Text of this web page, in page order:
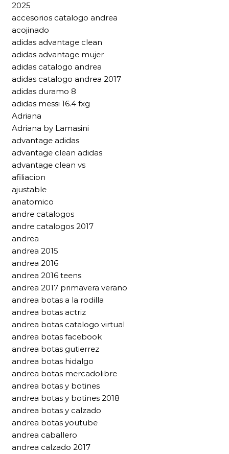
2025
accesorios catalogo andrea
acojinado
adidas advantage clean
adidas advantage mujer
adidas catalogo andrea
adidas catalogo andrea 2017
adidas duramo 8
adidas messi 16.4 fxg
Adriana
Adriana by Lamasini
advantage adidas
advantage clean adidas
advantage clean vs
afiliacion
ajustable
anatomico
andre catalogos
andre catalogos 2017
andrea
andrea 2015
andrea 2016
andrea 2016 teens
andrea 2017 primavera verano
andrea botas a la rodilla
andrea botas actriz
andrea botas catalogo virtual
andrea botas facebook
andrea botas gutierrez
andrea botas hidalgo
andrea botas mercadolibre
andrea botas y botines
andrea botas y botines 2018
andrea botas y calzado
andrea botas youtube
andrea caballero
andrea calzado 2017